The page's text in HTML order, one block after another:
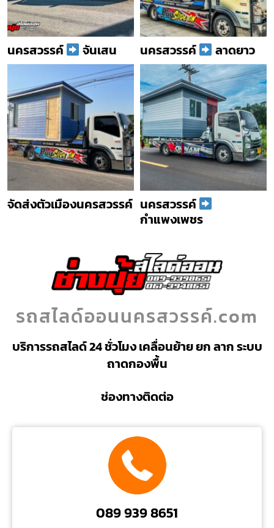
นครสวรรค์ จันเสน นครสวรรค์ ลาดยาว
จัดส่งตัวเมืองนครสวรรค์ นครสวรรค์
กำแพงเพชร
รถสไลด์ออนนครสวรรค์.com
บริการรถสไลด์ 24 ชั่วโมง เคลื่อนย้าย ยก ลาก ระบบ
ถาดกองพื้น
ช่องทางติดต่อ
089 939 8651